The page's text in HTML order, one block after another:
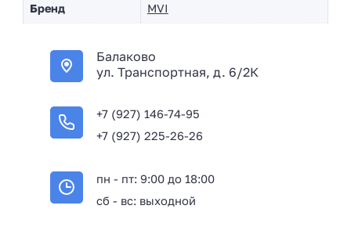
Бренд MVI
Балаково
ул. Транспортная, д. 6/2К
+7 (927) 146-74-95
+7 (927) 225-26-26
пн - пт: 9:00 до 18:00
сб - вс: выходной